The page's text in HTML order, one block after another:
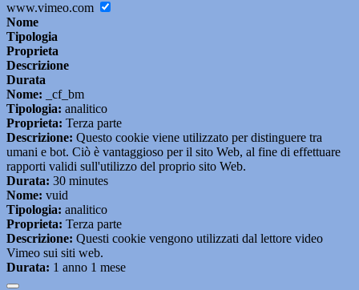
www.vimeo.com
Nome
Tipologia
Proprieta
Descrizione
Durata
Nome: _cf_bm
Tipologia: analitico
Proprieta: Terza parte
Descrizione: Questo cookie viene utilizzato per distinguere tra
umani e bot. Ciò è vantaggioso per il sito Web, al fine di effettuare
rapporti validi sull'utilizzo del proprio sito Web.
Durata: 30 minutes
Nome: vuid
Tipologia: analitico
Proprieta: Terza parte
Descrizione: Questi cookie vengono utilizzati dal lettore video
Vimeo sui siti web.
Durata: 1 anno 1 mese